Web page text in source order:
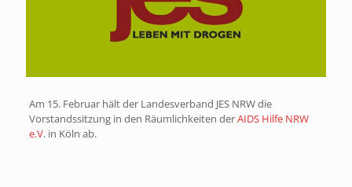
Am 15. Februar hält der Landesverband JES NRW die
Vorstandssitzung in den Räumlichkeiten derAIDS Hilfe NRW
e.V. in Köln ab.